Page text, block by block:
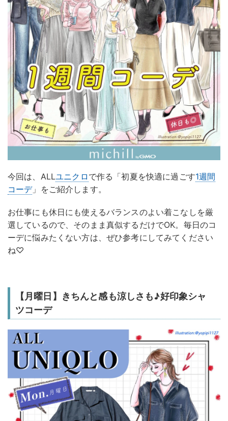
今回は、ALLユニクロ で作る「初夏を快適に過ごす1週間
コーデ」をご紹介します。
お仕事にも休日にも使えるバランスのよい着こなしを厳
選しているので、そのまま真似するだけでOK。毎日のコ
ーデに悩みたくない方は、ぜひ参考にしてみてください
ね♡
【月曜日】きちんと感も涼しさも♪好印象シャ
ツコーデ